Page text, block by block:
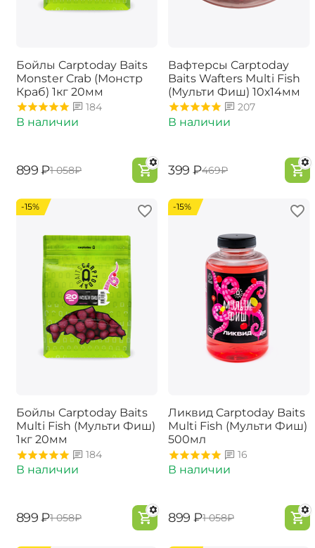
Бойлы Carptoday Baits
Monster Crab (Монстр
Краб) 1кг 20мм
184
В наличии
‍899‍ ₽‍1 058‍₽
Вафтерсы Carptoday
Baits Wafters Multi Fish
(Мульти Фиш) 10х14мм
207
В наличии
‍399‍ ₽‍469‍₽
-15%
Бойлы Carptoday Baits
Multi Fish (Мульти Фиш)
1кг 20мм
184
В наличии
‍899‍ ₽‍1 058‍₽
-15%
Ликвид Carptoday Baits
Multi Fish (Мульти Фиш)
500мл
16
В наличии
‍899‍ ₽‍1 058‍₽